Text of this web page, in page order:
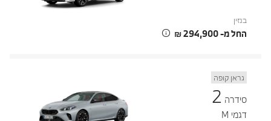
בנזין
החל מ- ‏294,900 ‏₪
גראן קופה
סידרה2
דגמי M